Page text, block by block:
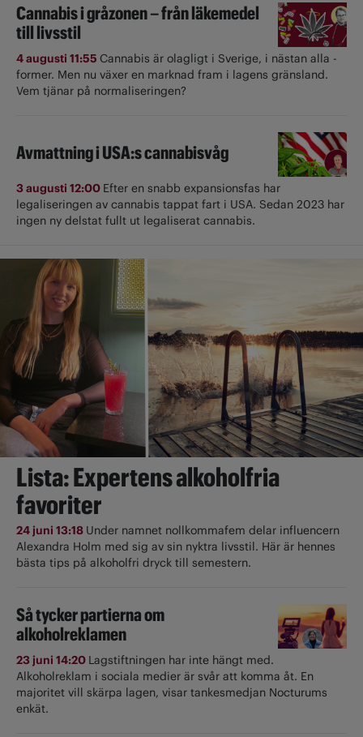
Cannabis i gråzonen – från läkemedel
till livsstil
4 augusti 11:55 Cannabis är olagligt i ­Sverige, i nästan alla ­
former. Men nu växer en marknad fram i lagens gränsland.
Vem tjänar på normaliseringen?
Avmattning i USA:s cannabisvåg
3 augusti 12:00 Efter en snabb expansionsfas har
legaliseringen av cannabis tappat fart i USA. Sedan 2023 har
ingen ny delstat fullt ut ­legaliserat cannabis.
Lista: Expertens alkoholfria
favoriter
24 juni 13:18 Under namnet nollkommafem delar influencern
Alexandra Holm med sig av sin nyktra livsstil. Här är hennes
bästa tips på alkoholfri dryck till semestern.
Så tycker partierna om
alkoholreklamen
23 juni 14:20 Lagstiftningen har inte hängt med.
Alkoholreklam i sociala medier är svår att komma åt. En
majoritet vill skärpa lagen, visar tankesmedjan Nocturums
enkät.